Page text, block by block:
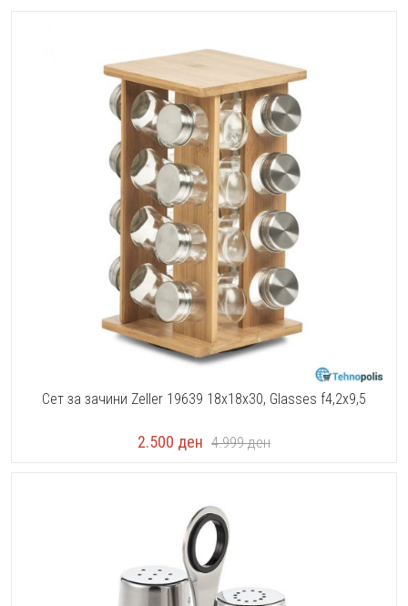
Сет за зачини Zeller 19639 18x18x30, Glasses f4,2x9,5
2.500 ден 4.999ден